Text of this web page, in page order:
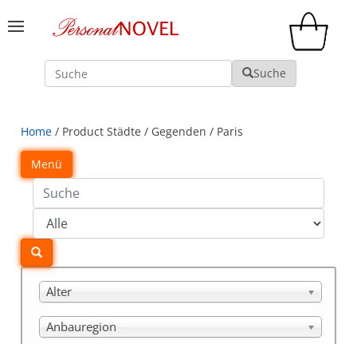
Suche Suche
Home / Product Städte / Gegenden / Paris
Menü
Alter
Anbauregion